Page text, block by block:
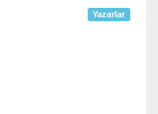
Yazarlar